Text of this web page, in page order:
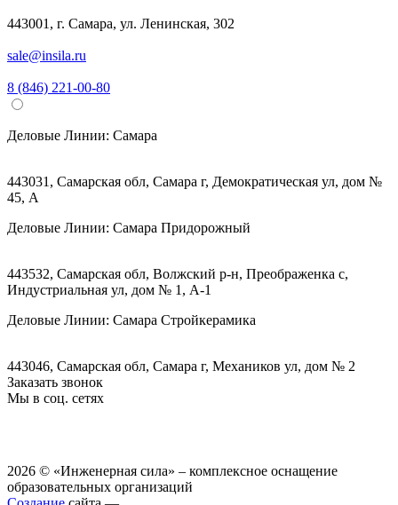
443001, г. Самара, ул. Ленинская, 302
sale@insila.ru
8 (846) 221-00-80
Деловые Линии: Самара
443031, Самарская обл, Самара г, Демократическая ул, дом №
45, А
Деловые Линии: Самара Придорожный
443532, Самарская обл, Волжский р-н, Преображенка с,
Индустриальная ул, дом № 1, А-1
Деловые Линии: Самара Стройкерамика
443046, Самарская обл, Самара г, Механиков ул, дом № 2
Заказать звонок
Мы в соц. сетях
2026 © «Инженерная сила» – комплексное оснащение
образовательных организаций